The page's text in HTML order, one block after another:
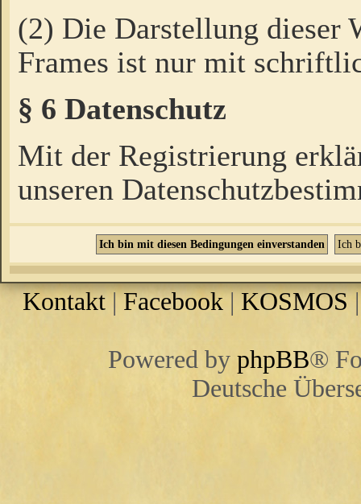
(2) Die Darstellung dieser
Frames ist nur mit
§ 6 Datenschutz
Mit der Registrierung
unseren
Kontakt |Facebook | KOSMOS
Powered by phpBB®
Deutsche